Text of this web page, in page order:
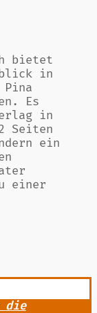
bietet
in
Pina
Es
in
Seiten
ein
einer
die